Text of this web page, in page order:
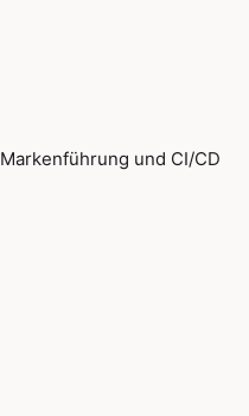
Markenführung und CI/CD